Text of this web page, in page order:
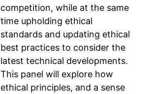
competition, while at the same
time upholding ethical
standards and updating ethical
best practices to consider the
latest technical developments.
This panel will explore how
ethical principles, and a sense